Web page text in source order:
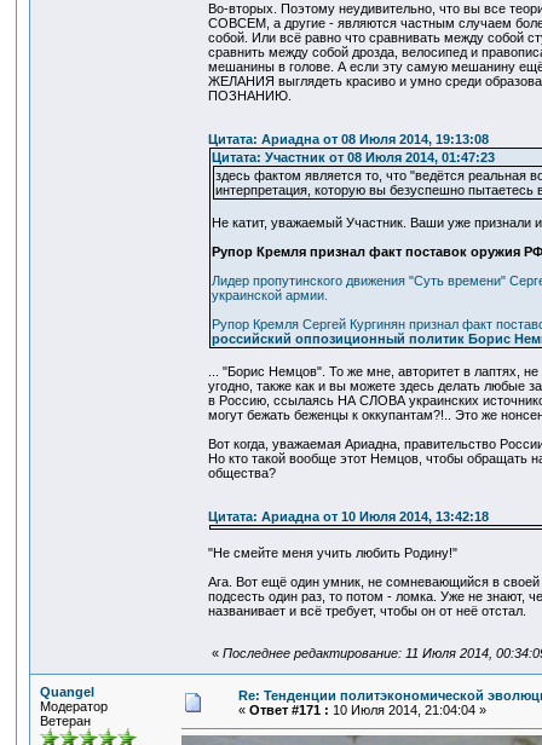
Во-вторых. Поэтому неудивительно, что вы все
СОВСЕМ, а другие - являются частным случаем
собой. Или всё равно что сравнивать между собой
сравнить между собой дрозда, велосипед и
мешанины в голове. А если эту самую мешанину
ЖЕЛАНИЯ выглядеть красиво и умно среди
ПОЗНАНИЮ.
Цитата: Ариадна от 08 Июля 2014, 19:13:08
Цитата: Участник от 08 Июля 2014, 01:47:23
здесь фактом является то, что "ведётся реальная
интерпретация, которую вы безуспешно пытаетесь
Не катит, уважаемый Участник. Ваши уже признали
Рупор Кремля признал факт поставок оружия
Лидер пропутинского движения "Суть времени"
украинской армии.
Рупор Кремля Сергей Кургинян признал факт
российский оппозиционный политик Борис
... "Борис Немцов". То же мне, авторитет в лаптях,
угодно, также как и вы можете здесь делать любые
в Россию, ссылаясь НА СЛОВА украинских
могут бежать беженцы к оккупантам?!.. Это же
Вот когда, уважаемая Ариадна, правительство
Но кто такой вообще этот Немцов, чтобы обращать
общества?
Цитата: Ариадна от 10 Июля 2014, 13:42:18
"Не смейте меня учить любить Родину!"
Ага. Вот ещё один умник, не сомневающийся в своей
подсесть один раз, то потом - ломка. Уже не знают,
названивает и всё требует, чтобы он от неё отстал.
« Последнее редактирование: 11 Июля 2014,
Quangel
Модератор
Ветеран
Re: Тенденции политэкономической
« Ответ #171 : 10 Июля 2014, 21:04:04 »